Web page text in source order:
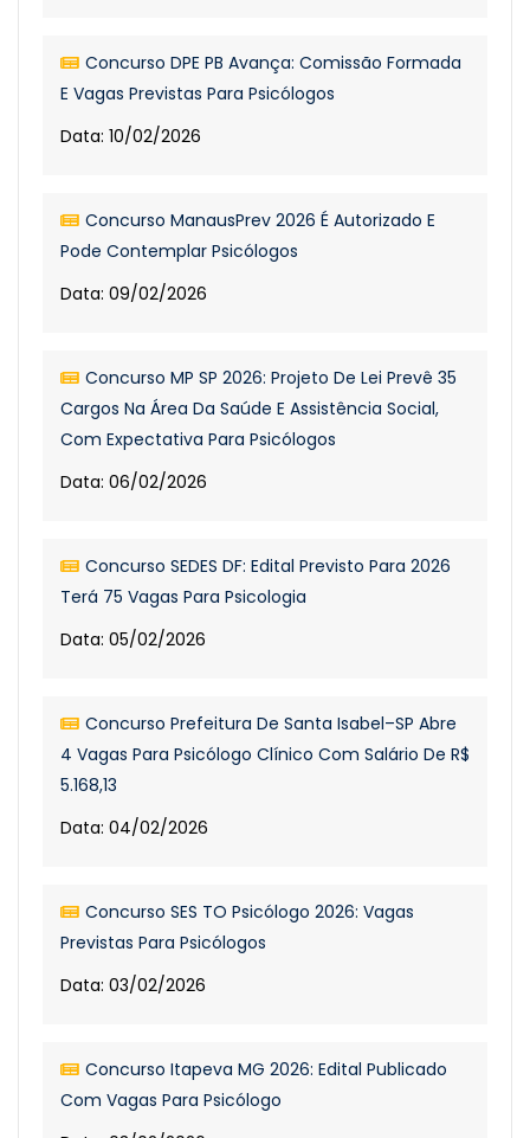
Concurso DPE PB Avança: Comissão Formada
E Vagas Previstas Para Psicólogos
Data: 10/02/2026
Concurso ManausPrev 2026 É Autorizado E
Pode Contemplar Psicólogos
Data: 09/02/2026
Concurso MP SP 2026: Projeto De Lei Prevê 35
Cargos Na Área Da Saúde E Assistência Social,
Com Expectativa Para Psicólogos
Data: 06/02/2026
Concurso SEDES DF: Edital Previsto Para 2026
Terá 75 Vagas Para Psicologia
Data: 05/02/2026
Concurso Prefeitura De Santa Isabel–SP Abre
4 Vagas Para Psicólogo Clínico Com Salário De R$
5.168,13
Data: 04/02/2026
Concurso SES TO Psicólogo 2026: Vagas
Previstas Para Psicólogos
Data: 03/02/2026
Concurso Itapeva MG 2026: Edital Publicado
Com Vagas Para Psicólogo